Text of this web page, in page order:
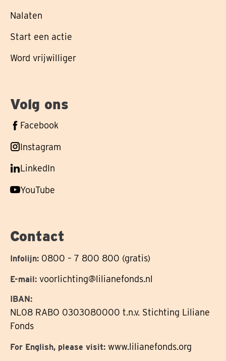
Nalaten
Start een actie
Word vrijwilliger
Volg ons
Volg
op
Facebook
Volg
op
Instagram
Volg
op
LinkedIn
Volg
YouTube
Contact
Infolijn: 0800 – 7 800 800 (gratis)
E-mail: voorlichting@lilianefonds.nl
IBAN:
NL08 RABO 0303080000 t.n.v. Stichting Liliane
Fonds
For English, please visit: www.lilianefonds.org